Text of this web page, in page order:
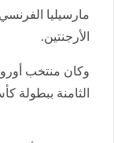
مارسيليا
الأرجنتين.
وكان منتخب
الثامنة ببطولة